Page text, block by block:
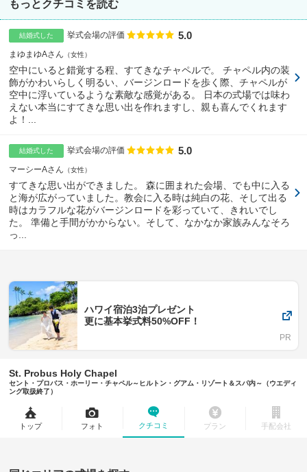
もっとクチコミを読む
結婚式した 挙式会場の評価 点数
5.0
まゆまゆAさん 女性
空中にいると錯覚する程、すてきなチャペルで。 チャペル内の装
飾がかわいらしく明るい、バージンロードを歩く際、チャペルが
空中に浮いているような素敵な感覚がある。 日本の式場では味わ
えない本当にすてきな思い出を作れますし、親も喜んでくれます
よ！...
結婚式した 挙式会場の評価 点数
5.0
マーシーAさん 女性
すてきな思い出ができました。 森に囲まれた会場、でも中に入る
と海が広がっていました。教会に入る時は純白の花、そして出る
時はカラフルな花がバージンロードを彩っていて、きれいでし
た。 準備と手間がかからない。そして、なかなか家族みんなそろ
っ...
ハワイ宿泊3泊プレゼント
更に基本挙式料50%OFF！
St. Probus Holy Chapel
セント・プロバス・ホーリー・チャペル～ヒルトン・グアム・リゾート＆スパ内～（ウエディ
ング取扱終了）
トップ フォト クチコミ プラン 手配会社